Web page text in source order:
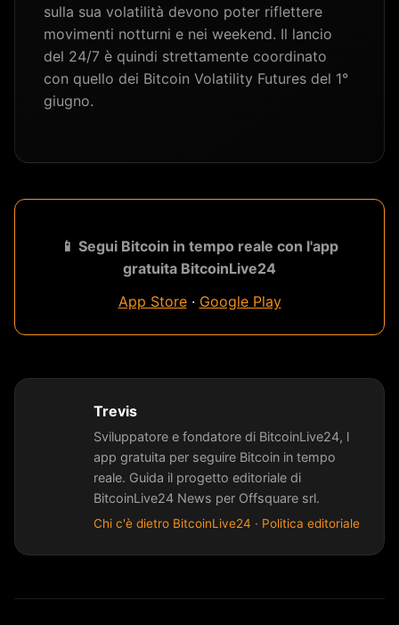
sulla sua volatilità devono poter riflettere
movimenti notturni e nei weekend. Il lancio
del 24/7 è quindi strettamente coordinato
con quello dei Bitcoin Volatility Futures del 1°
giugno.
📱 Segui Bitcoin in tempo reale con l'app
gratuita BitcoinLive24
App Store· Google Play
Trevis
Sviluppatore e fondatore di BitcoinLive24, l
app gratuita per seguire Bitcoin in tempo
reale. Guida il progetto editoriale di
BitcoinLive24 News per Offsquare srl.
Chi c'è dietro BitcoinLive24 · Politica editoriale